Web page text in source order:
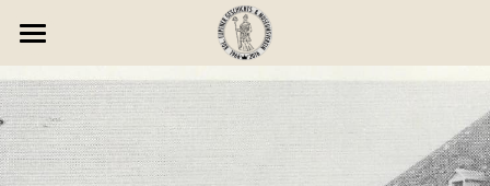
ÜBER UNS
PROJEKTE